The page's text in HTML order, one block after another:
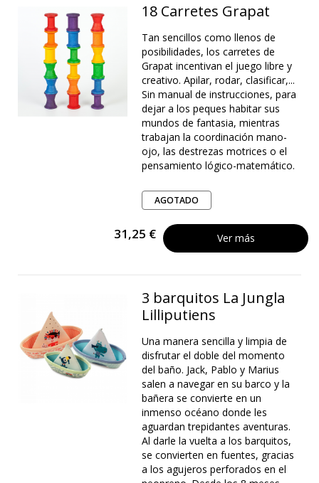
18 Carretes Grapat
Tan sencillos como llenos de
posibilidades, los carretes de
Grapat incentivan el juego libre y
creativo. Apilar, rodar, clasificar,...
Sin manual de instrucciones, para
dejar a los peques habitar sus
mundos de fantasia, mientras
trabajan la coordinación mano-
ojo, las destrezas motrices o el
pensamiento lógico-matemático.
AGOTADO
31,25 € Ver más
3 barquitos La Jungla
Lilliputiens
Una manera sencilla y limpia de
disfrutar el doble del momento
del baño. Jack, Pablo y Marius
salen a navegar en su barco y la
bañera se convierte en un
inmenso océano donde les
aguardan trepidantes aventuras.
Al darle la vuelta a los barquitos,
se convierten en fuentes, gracias
a los agujeros perforados en el